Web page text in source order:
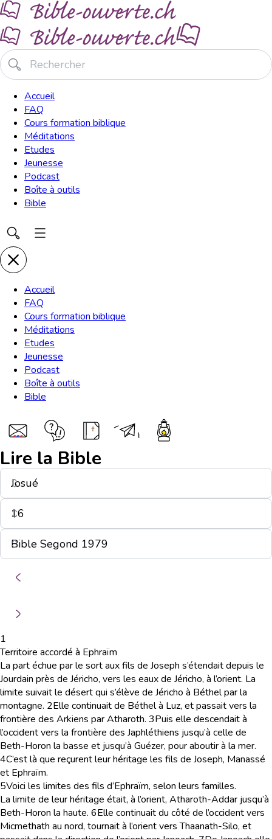
Accueil
FAQ
Cours formation biblique
Méditations
Etudes
Jeunesse
Podcast
Boîte à outils
Bible
Accueil
FAQ
Cours formation biblique
Méditations
Etudes
Jeunesse
Podcast
Boîte à outils
Bible
Lire la Bible
1
Territoire accordé à Ephraïm
La part échue par le sort aux fils de Joseph s’étendait depuis le
Jourdain près de Jéricho, vers les eaux de Jéricho, à l’orient. La
limite suivait le désert qui s’élève de Jéricho à Béthel par la
montagne. 2Elle continuait de Béthel à Luz, et passait vers la
frontière des Arkiens par Atharoth. 3Puis elle descendait à
l’occident vers la frontière des Japhléthiens jusqu’à celle de
Beth-Horon la basse et jusqu’à Guézer, pour aboutir à la mer.
4C’est là que reçurent leur héritage les fils de Joseph, Manassé
et Ephraïm.
5Voici les limites des fils d’Ephraïm, selon leurs familles.
La limite de leur héritage était, à l’orient, Atharoth-Addar jusqu’à
Beth-Horon la haute. 6Elle continuait du côté de l’occident vers
Micmethath au nord, tournait à l’orient vers Thaanath-Silo, et